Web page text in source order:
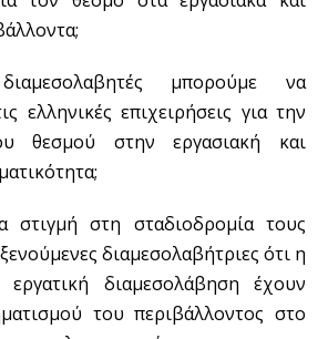
μπορούμε να
ελληνικές επιχειρήσεις για την
θεσμού στην εργασιακή και
στιγμή στη σταδιοδρομία τους
διαμεσολαβήτριες ότι η
διαμεσολάβηση έχουν
του περιβάλλοντος στο